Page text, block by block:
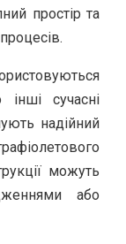
простір та
інші сучасні
надійний
можуть
або